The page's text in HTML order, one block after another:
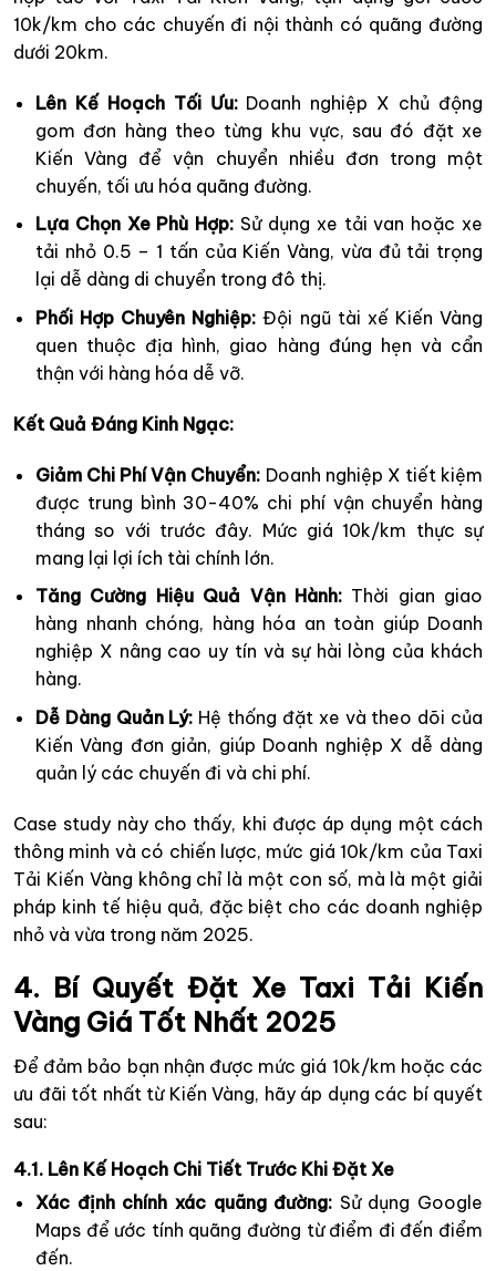
10k/km cho các chuyến đi nội thành có quãng đường
dưới 20km.
Lên Kế Hoạch Tối Ưu:Doanh nghiệp X chủ động
gom đơn hàng theo từng khu vực, sau đó đặt xe
Kiến Vàng để vận chuyển nhiều đơn trong một
chuyến, tối ưu hóa quãng đường.
Lựa Chọn Xe Phù Hợp: Sử dụng xe tải van hoặc xe
tải nhỏ 0.5 – 1 tấn của Kiến Vàng, vừa đủ tải trọng
lại dễ dàng di chuyển trong đô thị.
Phối Hợp Chuyên Nghiệp: Đội ngũ tài xế Kiến Vàng
quen thuộc địa hình, giao hàng đúng hẹn và cẩn
thận với hàng hóa dễ vỡ.
Kết Quả Đáng Kinh Ngạc:
Giảm Chi Phí Vận Chuyển: Doanh nghiệp X tiết kiệm
được trung bình 30-40% chi phí vận chuyển hàng
tháng so với trước đây. Mức giá 10k/km thực sự
mang lại lợi ích tài chính lớn.
Tăng Cường Hiệu Quả Vận Hành:Thời gian giao
hàng nhanh chóng, hàng hóa an toàn giúp Doanh
nghiệp X nâng cao uy tín và sự hài lòng của khách
hàng.
Dễ Dàng Quản Lý: Hệ thống đặt xe và theo dõi của
Kiến Vàng đơn giản, giúp Doanh nghiệp X dễ dàng
quản lý các chuyến đi và chi phí.
Case study này cho thấy, khi được áp dụng một cách
thông minh và có chiến lược, mức giá 10k/km của Taxi
Tải Kiến Vàng không chỉ là một con số, mà là một giải
pháp kinh tế hiệu quả, đặc biệt cho các doanh nghiệp
nhỏ và vừa trong năm 2025.
4. Bí Quyết Đặt Xe Taxi Tải Kiến
Vàng Giá Tốt Nhất 2025
Để đảm bảo bạn nhận được mức giá 10k/km hoặc các
ưu đãi tốt nhất từ Kiến Vàng, hãy áp dụng các bí quyết
sau:
4.1. Lên Kế Hoạch Chi Tiết Trước Khi Đặt Xe
Xác định chính xác quãng đường: Sử dụng Google
Maps để ước tính quãng đường từ điểm đi đến điểm
đến.